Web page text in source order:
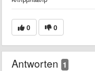
0 0
Antworten 1